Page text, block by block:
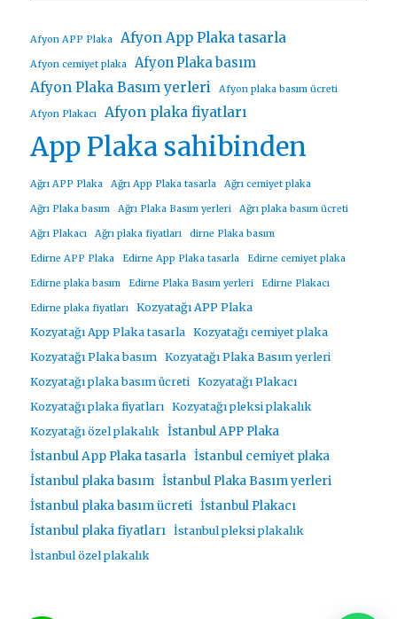
Afyon APP Plaka Afyon App Plaka tasarla
Afyon cemiyet plaka
Afyon Plaka basım
Afyon Plaka Basım yerleri
Afyon plaka basım ücreti
Afyon Plakacı Afyon plaka fiyatları
App Plaka sahibinden
Ağrı APP Plaka Ağrı App Plaka tasarla Ağrı cemiyet plaka
Ağrı Plaka basım Ağrı Plaka Basım yerleri Ağrı plaka basım ücreti
Ağrı Plakacı Ağrı plaka fiyatları dirne Plaka basım
Edirne APP Plaka Edirne App Plaka tasarla Edirne cemiyet plaka
Edirne plaka basım Edirne Plaka Basım yerleri Edirne Plakacı
Edirne plaka fiyatları
Kozyatağı APP Plaka
Kozyatağı App Plaka tasarla
Kozyatağı cemiyet plaka
Kozyatağı Plaka basım
Kozyatağı Plaka Basım yerleri
Kozyatağı plaka basım ücreti
Kozyatağı Plakacı
Kozyatağı plaka fiyatları
Kozyatağı pleksi plakalık
Kozyatağı özel plakalık
İstanbul APP Plaka
İstanbul App Plaka tasarla İstanbul cemiyet plaka
İstanbul plaka basım İstanbul Plaka Basım yerleri
İstanbul plaka basım ücreti İstanbul Plakacı
İstanbul plaka fiyatları
İstanbul pleksi plakalık
İstanbul özel plakalık